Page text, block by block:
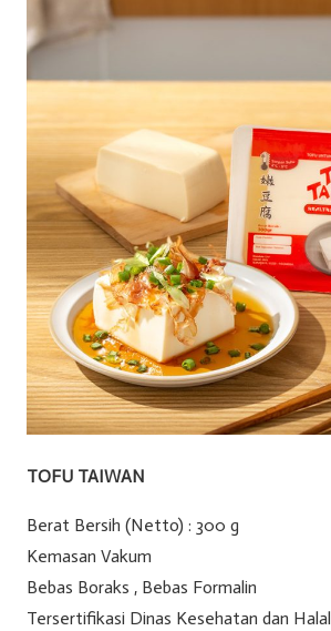
TOFU TAIWAN
Berat Bersih (Netto) : 300 g
Kemasan Vakum
Bebas Boraks , Bebas Formalin
Tersertifikasi Dinas Kesehatan dan Halal